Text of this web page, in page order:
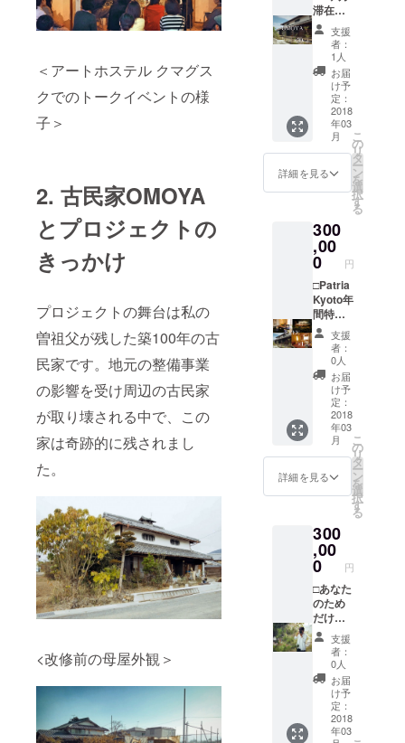
＜アートホステル クマグス
クでのトークイベントの様
子＞
2. 古民家OMOYA
とプロジェクトの
きっかけ
プロジェクトの舞台は私の
曽祖父が残した築100年の古
民家です。地元の整備事業
の影響を受け周辺の古民家
が取り壊される中で、この
家は奇跡的に残されまし
た。
<改修前の母屋外観＞
由緒あ
る神社
や温泉
など、
京の奥
座敷・
亀岡の
ディー
プな楽
しみ方
をご案
内しま
す。
（ツ
10名ま
で）
-----------
---------
＊
Patria
Kyotoの
運営す
る２棟
のうち
お好き
な棟に
30日間
滞在し
ていた
だけま
割での
利用も
ご相談
くださ
い。
（※3
月、4
月、10
月、11
月を除
く、
OMOYA
を除
く） ＊
ツアー
では出
雲大社
の前身
とも伝
えられ
ある神
社や温
泉な
ど、京
の奥座
敷・亀
岡の
ディー
プな楽
しみ方
をご案
内しま
す。
滞在パ
ス×１
（４名
まで）
(＊) □田
中英行
と行く
亀岡ス
ペシャ
ルツ
アー(＊)
□トート
バッグ
□ポスト
□お礼の
メッ
セージ -
-----------
-----------
-----------
---------
＊
OMOYA
に30日
間貸切
で滞在
してい
ただけ
ます。
分割で
の利用
もご相
談くだ
さい。
月、４
月、１
０月、
１１月
を除
く） ＊
ツアー
では出
雲大社
の前身
とも伝
えられ
る由緒
ある神
社や温
支援
者：
1人
お届
け予
定：
2018
年03
月
詳細を見る
こ
の
リ
タ
ー
ン
を
選
択
す
る
300
,00
0 円
□Patria
Kyoto年
間特別
パス。
（２名
まで）
(＊) □田
中英行
と行く
亀岡ス
ペシャ
ルツ
アー(＊)
□ポスト
カード
□トート
□お礼の
メッ
セージ -
-----------
-----------
-----------
---------
＊
OMOYA
を含む
Patria
Kyoto全
棟に、
空室さ
えあれ
支援
者：
0人
お届
け予
定：
2018
年03
月
詳細を見る
こ
の
リ
タ
ー
ン
を
選
択
す
る
300
,00
0 円
□あなた
のため
だけの
映像作
りま
す。
（＊） -
-----------
-----------
-----------
---------
支援
者：
0人
お届
け予
定：
2018
年03